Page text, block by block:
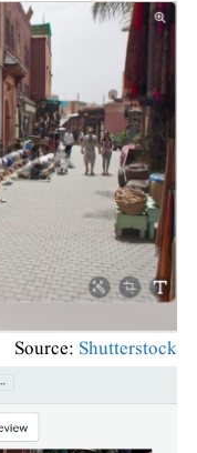
Source: Shutterstock